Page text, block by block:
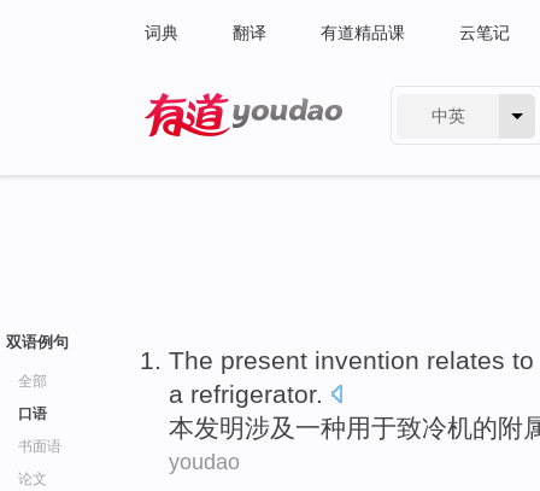
词典 翻译 有道精品课 云笔记
中英
双语例句
全部
口语
书面语
论文
The present invention relates
a refrigerator.
本发明涉及 一种用于致冷机的附
youdao